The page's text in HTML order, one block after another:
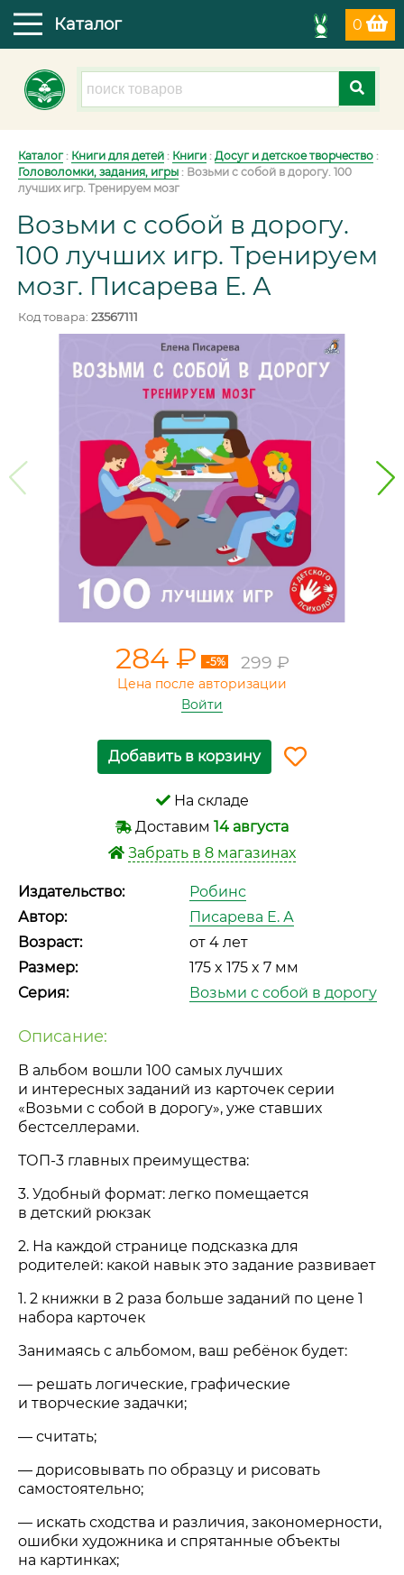
0
Каталог
Каталог: Книги для детей : Книги : Досуг и детское творчество :
Головоломки, задания, игры : Возьми с собой в дорогу. 100
лучших игр. Тренируем мозг
Возьми с собой в дорогу.
100 лучших игр. Тренируем
мозг. Писарева Е. А
Код товара: 23567111
284 ₽ -5% 299 ₽
Цена после авторизации
Войти
Добавить в корзину
На складе
Доставим 14 августа
Забрать в 8 магазинах
Издательство:
Робинс
Автор:
Писарева Е. А
Возраст:
от 4 лет
Размер:
175 x 175 x 7 мм
Серия:
Возьми с собой в дорогу
Описание:
В альбом вошли 100 самых лучших
и интересных заданий из карточек серии
«Возьми с собой в дорогу», уже ставших
бестселлерами.
ТОП-3 главных преимущества:
3. Удобный формат: легко помещается
в детский рюкзак
2. На каждой странице подсказка для
родителей: какой навык это задание развивает
1. 2 книжки в 2 раза больше заданий по цене 1
набора карточек
Занимаясь с альбомом, ваш ребёнок будет:
— решать логические, графические
и творческие задачки;
— считать;
— дорисовывать по образцу и рисовать
самостоятельно;
— искать сходства и различия, закономерности,
ошибки художника и спрятанные объекты
на картинках;